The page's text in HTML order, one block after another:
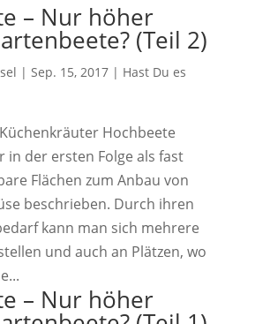
– Nur höher
(Teil 2)
| Sep. 15, 2017| Hast Du es
Hochbeete
in der ersten Folge als fast
Flächen zum Anbau von
beschrieben. Durch ihren
kann man sich mehrere
und auch an Plätzen, wo
– Nur höher